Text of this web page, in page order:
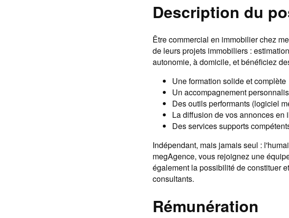
Description du
Être commercial en immobilier chez
de leurs projets immobiliers :
autonomie, à domicile, et bénéficiez
Une formation solide et complète
Un accompagnement
Des outils performants (logiciel
La diffusion de vos annonces en
Des services supports
Indépendant, mais jamais seul :
megAgence, vous rejoignez une
également la possibilité de constituer
consultants.
Rémunération